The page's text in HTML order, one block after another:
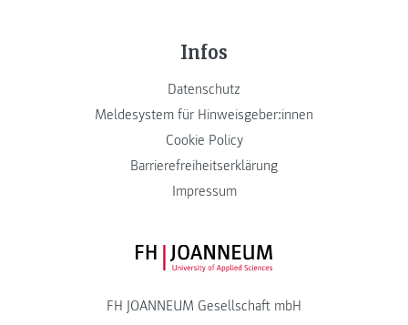
Infos
Datenschutz
Meldesystem für Hinweisgeber:innen
Cookie Policy
Barrierefreiheitserklärung
Impressum
FH JOANNEUM Logo
FH JOANNEUM Gesellschaft mbH